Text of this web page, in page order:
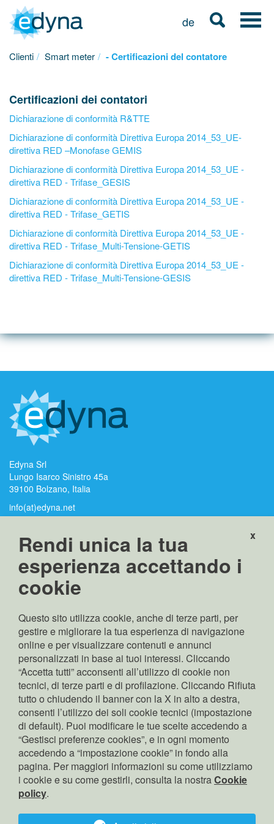
de
Clienti Smart meter - Certificazioni del contatore
Certificazioni dei contatori
Dichiarazione di conformità R&TTE
Dichiarazione di conformità Direttiva Europa 2014_53_UE-
direttiva RED –Monofase GEMIS
Dichiarazione di conformità Direttiva Europa 2014_53_UE -
direttiva RED - Trifase_GESIS
Dichiarazione di conformità Direttiva Europa 2014_53_UE -
direttiva RED - Trifase_GETIS
Dichiarazione di conformità Direttiva Europa 2014_53_UE -
direttiva RED - Trifase_Multi-Tensione-GETIS
Dichiarazione di conformità Direttiva Europa 2014_53_UE -
direttiva RED - Trifase_Multi-Tensione-GESIS
Edyna Srl
Lungo Isarco Sinistro 45a
39100 Bolzano, Italia
info(at)edyna.net
edyna(at)pec.edyna.net
Nr. iscrizione RI
Bolzano: 02689370217
Capitale sociale:
Rappresentante legale:
Pierpaolo Zamunaro
Copyright: © Edyna Srl
cerca
contatto
privacy
cookies
Corporate Governance
gestore indipendente
Accessibilità
Rendi unica la tua
esperienza accettando i
cookie
Questo sito utilizza cookie, anche di terze parti, per
gestire e migliorare la tua esperienza di navigazione
online e per visualizzare contenuti e annunci
personalizzati in base ai tuoi interessi. Cliccando
“Accetta tutti” acconsenti all’utilizzo di cookie non
tecnici, di terze parti e di profilazione. Cliccando Rifiuta
tutto o chiudendo il banner con la X in alto a destra,
consenti l’utilizzo dei soli cookie tecnici (impostazione
di default). Puoi modificare le tue scelte accedendo a
“Gestisci preferenze cookies”, e in ogni momento
accedendo a “impostazione cookie” in fondo alla
pagina. Per maggiori informazioni su come utilizziamo
i cookie e su come gestirli, consulta la nostraCookie
policy.
x